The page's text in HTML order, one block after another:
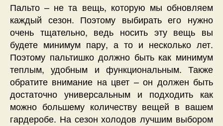
Пальто – не та вещь, которую мы обновляем
каждый сезон. Поэтому выбирать его нужно
очень тщательно, ведь носить эту вещь вы
будете минимум пару, а то и несколько лет.
Поэтому пальтишко должно быть как минимум
теплым, удобным и функциональным. Также
обратите внимание на цвет – он должен быть
достаточно универсальным и подходить как
можно большему количеству вещей в вашем
гардеробе. На сезон холодов лучшим выбором